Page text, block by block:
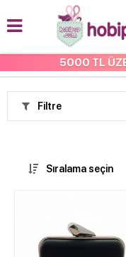
5000 TL
ANASAYFA
Filtre
Sıralama seçin